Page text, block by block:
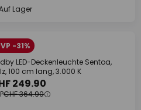
Lager
-31%
LED-Deckenleuchte Sentoa,
100 cm lang, 3.000 K
249.90
CHF 364.90